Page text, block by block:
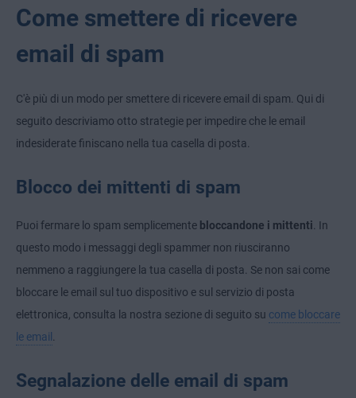
Come smettere di ricevere
email di spam
C'è più di un modo per smettere di ricevere email di spam. Qui di
seguito descriviamo otto strategie per impedire che le email
indesiderate finiscano nella tua casella di posta.
Blocco dei mittenti di spam
Puoi fermare lo spam semplicemente bloccandone i mittenti. In
questo modo i messaggi degli spammer non riusciranno
nemmeno a raggiungere la tua casella di posta. Se non sai come
bloccare le email sul tuo dispositivo e sul servizio di posta
elettronica, consulta la nostra sezione di seguito su come bloccare
le email .
Segnalazione delle email di spam